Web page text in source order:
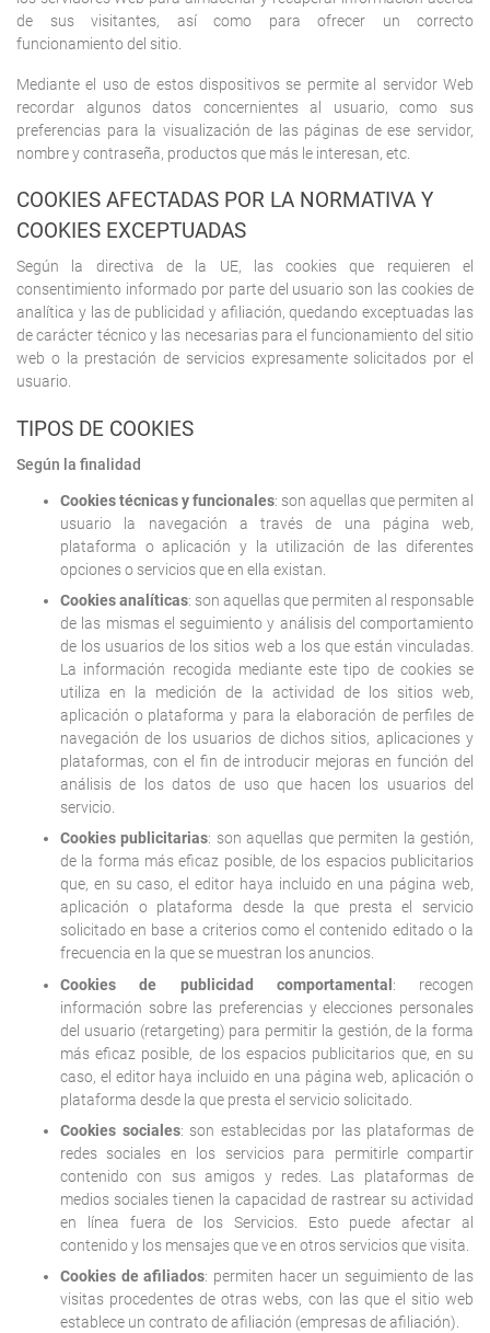
de sus visitantes, así como para ofrecer un correcto
funcionamiento del sitio.
Mediante el uso de estos dispositivos se permite al servidor Web
recordar algunos datos concernientes al usuario, como sus
preferencias para la visualización de las páginas de ese servidor,
nombre y contraseña, productos que más le interesan, etc.
COOKIES AFECTADAS POR LA NORMATIVA Y
COOKIES EXCEPTUADAS
Según la directiva de la UE, las cookies que requieren el
consentimiento informado por parte del usuario son las cookies de
analítica y las de publicidad y afiliación, quedando exceptuadas las
de carácter técnico y las necesarias para el funcionamiento del sitio
web o la prestación de servicios expresamente solicitados por el
usuario.
TIPOS DE COOKIES
Según la finalidad
Cookies técnicas y funcionales: son aquellas que permiten al
usuario la navegación a través de una página web,
plataforma o aplicación y la utilización de las diferentes
opciones o servicios que en ella existan.
Cookies analíticas: son aquellas que permiten al responsable
de las mismas el seguimiento y análisis del comportamiento
de los usuarios de los sitios web a los que están vinculadas.
La información recogida mediante este tipo de cookies se
utiliza en la medición de la actividad de los sitios web,
aplicación o plataforma y para la elaboración de perfiles de
navegación de los usuarios de dichos sitios, aplicaciones y
plataformas, con el fin de introducir mejoras en función del
análisis de los datos de uso que hacen los usuarios del
servicio.
Cookies publicitarias: son aquellas que permiten la gestión,
de la forma más eficaz posible, de los espacios publicitarios
que, en su caso, el editor haya incluido en una página web,
aplicación o plataforma desde la que presta el servicio
solicitado en base a criterios como el contenido editado o la
frecuencia en la que se muestran los anuncios.
Cookies de publicidad comportamental : recogen
información sobre las preferencias y elecciones personales
del usuario (retargeting) para permitir la gestión, de la forma
más eficaz posible, de los espacios publicitarios que, en su
caso, el editor haya incluido en una página web, aplicación o
plataforma desde la que presta el servicio solicitado.
Cookies sociales: son establecidas por las plataformas de
redes sociales en los servicios para permitirle compartir
contenido con sus amigos y redes. Las plataformas de
medios sociales tienen la capacidad de rastrear su actividad
en línea fuera de los Servicios. Esto puede afectar al
contenido y los mensajes que ve en otros servicios que visita.
Cookies de afiliados: permiten hacer un seguimiento de las
visitas procedentes de otras webs, con las que el sitio web
establece un contrato de afiliación (empresas de afiliación).